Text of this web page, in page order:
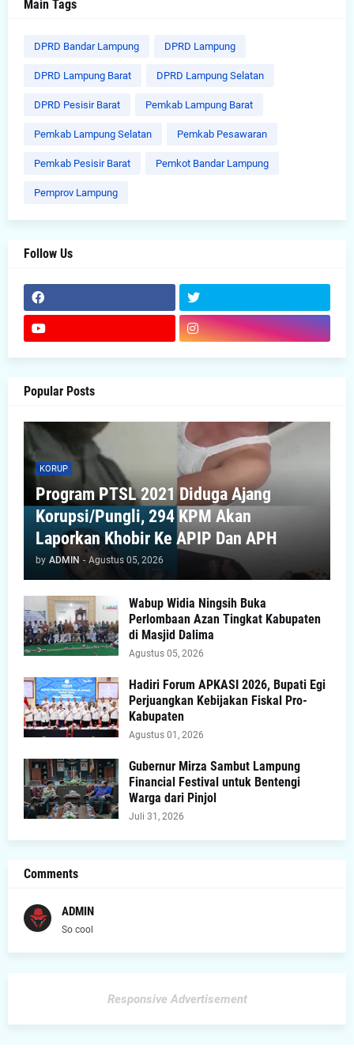
Main Tags
DPRD Bandar Lampung DPRD Lampung
DPRD Lampung Barat DPRD Lampung Selatan
DPRD Pesisir Barat Pemkab Lampung Barat
Pemkab Lampung Selatan Pemkab Pesawaran
Pemkab Pesisir Barat Pemkot Bandar Lampung
Pemprov Lampung
Follow Us
Popular Posts
KORUP
Program PTSL 2021 Diduga Ajang
Korupsi/Pungli, 294 KPM Akan
Laporkan Khobir Ke APIP Dan APH
by ADMIN - Agustus 05, 2026
Wabup Widia Ningsih Buka
Perlombaan Azan Tingkat Kabupaten
di Masjid Dalima
Agustus 05, 2026
Hadiri Forum APKASI 2026, Bupati Egi
Perjuangkan Kebijakan Fiskal Pro-
Kabupaten
Agustus 01, 2026
Gubernur Mirza Sambut Lampung
Financial Festival untuk Bentengi
Warga dari Pinjol
Juli 31, 2026
Comments
ADMIN
So cool
Responsive Advertisement